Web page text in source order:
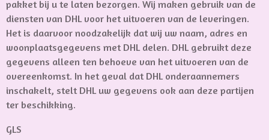
pakket bij u te laten bezorgen. Wij maken gebruik van de
diensten van DHL voor het uitvoeren van de leveringen.
Het is daarvoor noodzakelijk dat wij uw naam, adres en
woonplaatsgegevens met DHL delen. DHL gebruikt deze
gegevens alleen ten behoeve van het uitvoeren van de
overeenkomst. In het geval dat DHL onderaannemers
inschakelt, stelt DHL uw gegevens ook aan deze partijen
ter beschikking.
GLS